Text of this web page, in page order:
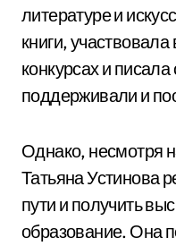
литературе и
книги,
конкурсах и
поддерживали и
Однако, несмотря
Татьяна Устинова
пути и получить
образование. Она